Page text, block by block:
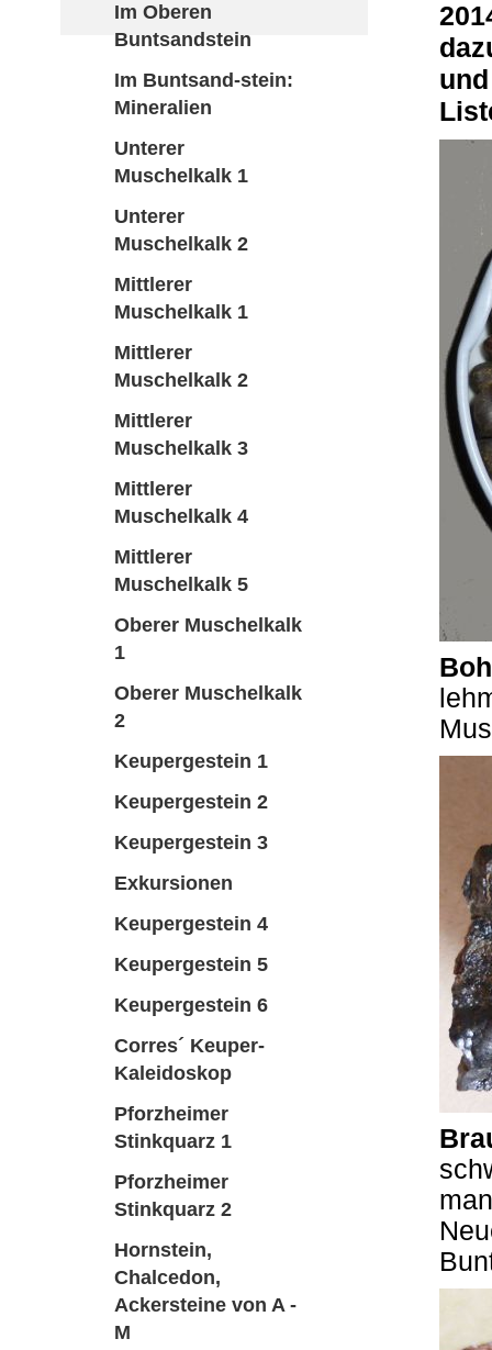
Im Oberen
Buntsandstein
Im Buntsand-stein:
Mineralien
Unterer
Muschelkalk 1
Unterer
Muschelkalk 2
Mittlerer
Muschelkalk 1
Mittlerer
Muschelkalk 2
Mittlerer
Muschelkalk 3
Mittlerer
Muschelkalk 4
Mittlerer
Muschelkalk 5
Oberer Muschelkalk
1
Oberer Muschelkalk
2
Keupergestein 1
Keupergestein 2
Keupergestein 3
Exkursionen
Keupergestein 4
Keupergestein 5
Keupergestein 6
Corres´ Keuper-
Kaleidoskop
Pforzheimer
Stinkquarz 1
Pforzheimer
Stinkquarz 2
Hornstein,
Chalcedon,
Ackersteine von A -
M